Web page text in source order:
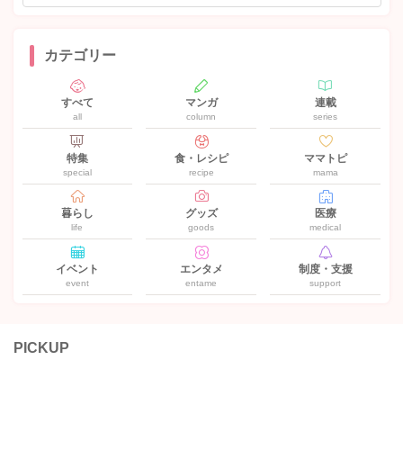
カテゴリー
すべて
all
マンガ
column
連載
series
特集
special
食・レシピ
recipe
ママトピ
mama
暮らし
life
グッズ
goods
医療
medical
イベント
event
エンタメ
entame
制度・支援
support
PICKUP